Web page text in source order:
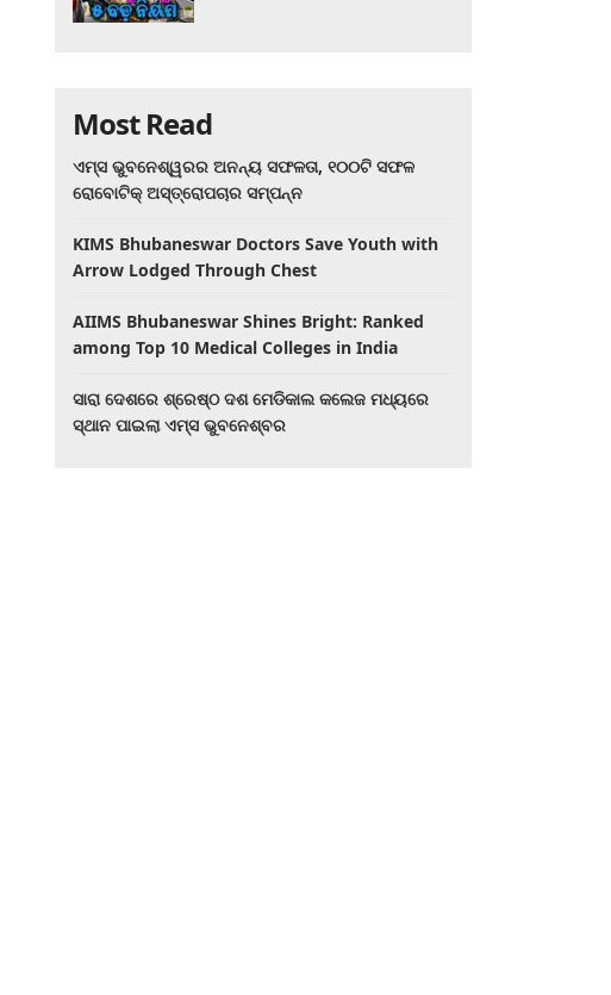
Most Read
ଏମ୍ସ ଭୁବନେଶ୍ୱରର ଅନନ୍ୟ ସଫଳତା, ୧୦୦ଟି ସଫଳ
ରୋବୋଟିକ୍ ଅସ୍ତ୍ରୋପଚାର ସମ୍ପନ୍ନ
KIMS Bhubaneswar Doctors Save Youth with
Arrow Lodged Through Chest
AIIMS Bhubaneswar Shines Bright: Ranked
among Top 10 Medical Colleges in India
ସାରା ଦେଶରେ ଶ୍ରେଷ୍ଠ ଦଶ ମେଡିକାଲ କଲେଜ ମଧ୍ୟରେ
ସ୍ଥାନ ପାଇଲା ଏମ୍ସ ଭୁବନେଶ୍ବର